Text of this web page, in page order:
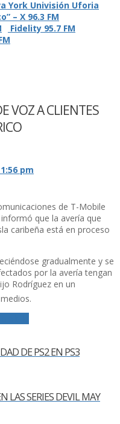
– X 96.3 FM
Fidelity 95.7 FM
VOZ A CLIENTES
pm
de T-Mobile
que la averí­a que
caribeña está en proceso
gradualmente y se
por la averí­a tengan
Rodrí­guez en un
DE PS2 EN PS3
LAS SERIES DEVIL MAY